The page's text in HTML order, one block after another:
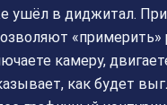
ушёл в диджитал.
«примерить»
камеру,
как будет